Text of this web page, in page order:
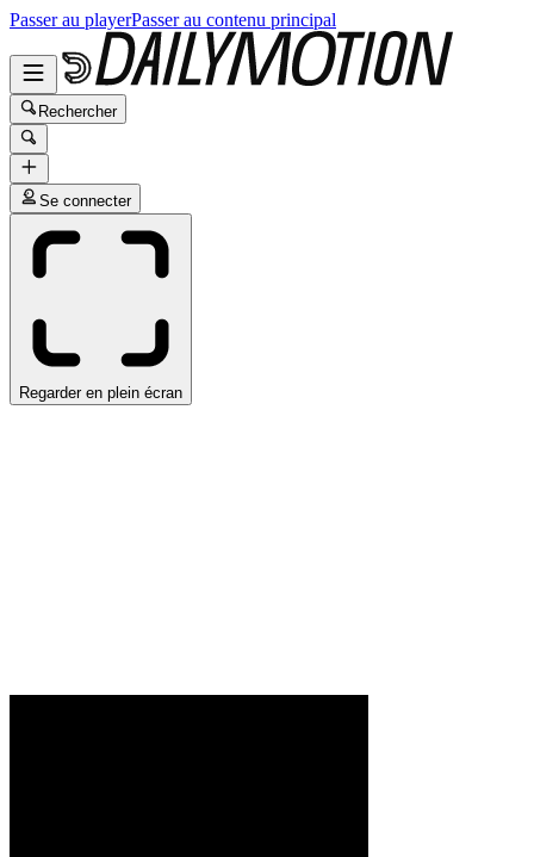
Passer au playerPasser au contenu principal
Rechercher
Se connecter
Regarder en plein écran